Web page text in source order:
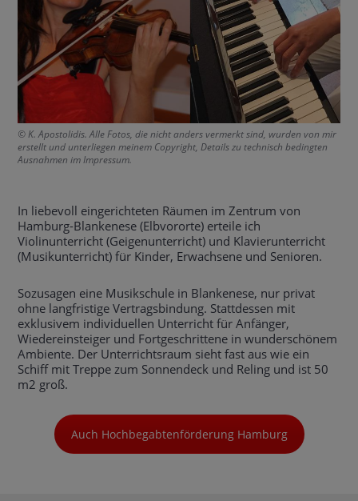
© K. Apostolidis. Alle Fotos, die nicht anders vermerkt sind, wurden von mir
erstellt und unterliegen meinem Copyright, Details zu technisch bedingten
Ausnahmen im Impressum.
In liebevoll eingerichteten Räumen im Zentrum von
Hamburg-Blankenese (Elbvororte) erteile ich
Violinunterricht (Geigenunterricht) und Klavierunterricht
(Musikunterricht) für Kinder, Erwachsene und Senioren.
Sozusagen eine Musikschule in Blankenese, nur privat
ohne langfristige Vertragsbindung. Stattdessen mit
exklusivem individuellen Unterricht für Anfänger,
Wiedereinsteiger und Fortgeschrittene in wunderschönem
Ambiente. Der Unterrichtsraum sieht fast aus wie ein
Schiff mit Treppe zum Sonnendeck und Reling und ist 50
m2 groß.
Auch Hochbegabtenförderung Hamburg